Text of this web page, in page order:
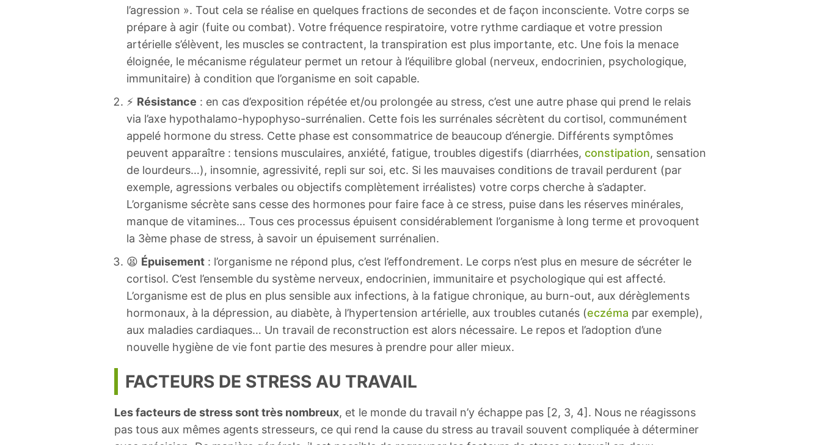
l’agression ». Tout cela se réalise en quelques fractions de secondes et de façon inconsciente. Votre corps se
prépare à agir (fuite ou combat). Votre fréquence respiratoire, votre rythme cardiaque et votre pression
artérielle s’élèvent, les muscles se contractent, la transpiration est plus importante, etc. Une fois la menace
éloignée, le mécanisme régulateur permet un retour à l’équilibre global (nerveux, endocrinien, psychologique,
immunitaire) à condition que l’organisme en soit capable.
⚡️ Résistance : en cas d’exposition répétée et/ou prolongée au stress, c’est une autre phase qui prend le relais
via l’axe hypothalamo-hypophyso-surrénalien. Cette fois les surrénales sécrètent du cortisol, communément
appelé hormone du stress. Cette phase est consommatrice de beaucoup d’énergie. Différents symptômes
peuvent apparaître : tensions musculaires, anxiété, fatigue, troubles digestifs (diarrhées, constipation, sensation
de lourdeurs…), insomnie, agressivité, repli sur soi, etc. Si les mauvaises conditions de travail perdurent (par
exemple, agressions verbales ou objectifs complètement irréalistes) votre corps cherche à s’adapter.
L’organisme sécrète sans cesse des hormones pour faire face à ce stress, puise dans les réserves minérales,
manque de vitamines… Tous ces processus épuisent considérablement l’organisme à long terme et provoquent
la 3ème phase de stress, à savoir un épuisement surrénalien.
😫 Épuisement : l’organisme ne répond plus, c’est l’effondrement. Le corps n’est plus en mesure de sécréter le
cortisol. C’est l’ensemble du système nerveux, endocrinien, immunitaire et psychologique qui est affecté.
L’organisme est de plus en plus sensible aux infections, à la fatigue chronique, au burn-out, aux dérèglements
hormonaux, à la dépression, au diabète, à l’hypertension artérielle, aux troubles cutanés (eczéma par exemple),
aux maladies cardiaques… Un travail de reconstruction est alors nécessaire. Le repos et l’adoption d’une
nouvelle hygiène de vie font partie des mesures à prendre pour aller mieux.
FACTEURS DE STRESS AU TRAVAIL
Les facteurs de stress sont très nombreux, et le monde du travail n’y échappe pas [2, 3, 4]. Nous ne réagissons
pas tous aux mêmes agents stresseurs, ce qui rend la cause du stress au travail souvent compliquée à déterminer